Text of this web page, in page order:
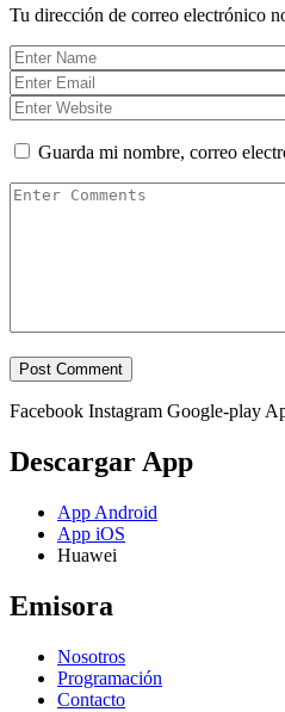
Tu dirección de correo electrónico
Guarda mi nombre, correo
Facebook Instagram Google-play
Descargar App
App Android
App iOS
Huawei
Emisora
Nosotros
Programación
Contacto